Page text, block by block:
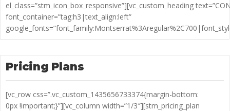
el_class=”stm_icon_box_responsive”][vc_custom_heading
font_container=”tag:h3|text_align:left”
Pricing Plans
[vc_row css=”.vc_custom_1435656733374{margin-bottom:
0px !important;}”][vc_column width=”1/3″][stm_pricing_plan